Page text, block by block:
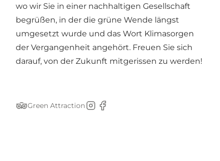
wo wir Sie in einer nachhaltigen Gesellschaft
begrüßen, in der die grüne Wende längst
umgesetzt wurde und das Wort Klimasorgen
der Vergangenheit angehört. Freuen Sie sich
darauf, von der Zukunft mitgerissen zu werden!
Tripadvisor
Green Attraction
Instagram
Facebook